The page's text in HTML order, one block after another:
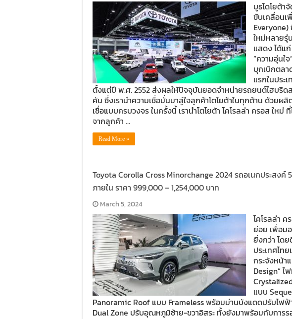
บูธโดโยต้า
ขับเคลื่อน
ใหม่หลายรุ่
แสดง ได้แ
“ความอุ่นใ
บุกเบิกตลา
แรกในประ
ตั้งแต่ปี พ.ศ. 2552 ส่งผลให้ปัจจุบันยอดจำหน่ายรถยนต์ไฮบริด
คัน ซึ่งเรานำความเชื่อมั่นมาสู่ใจลูกค้าโตโยต้าในทุกด้าน ด้วยผ
เชื่อแบบครบวงจร ในครั้งนี้ เรานำโตโยต้า โคโรลล่า ครอส ให
จากลูกค้า …
Read More »
Toyota Corolla Cross Minorchange 2024 รถอเนกประสง
ภายใน ราคา 999,000 – 1,254,000 บาท
March 5, 2024
โคโรลล่า
ย่อย เพื่อม
ยิ่งกว่า โด
ประเทศไท
กระจังหน้า
Design” ไ
แบบ
Panoramic Roof แบบ Frameless พร้อมม่านบังแดดปรับไฟฟ้
Dual Zone ปรับอุณหภูมิซ้าย-ขวาอิสระ ทั้งยังมาพร้อมกับการร